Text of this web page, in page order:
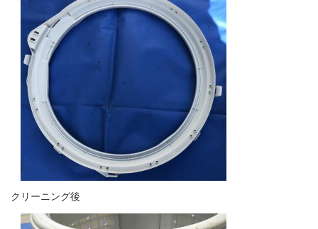
クリーニング後